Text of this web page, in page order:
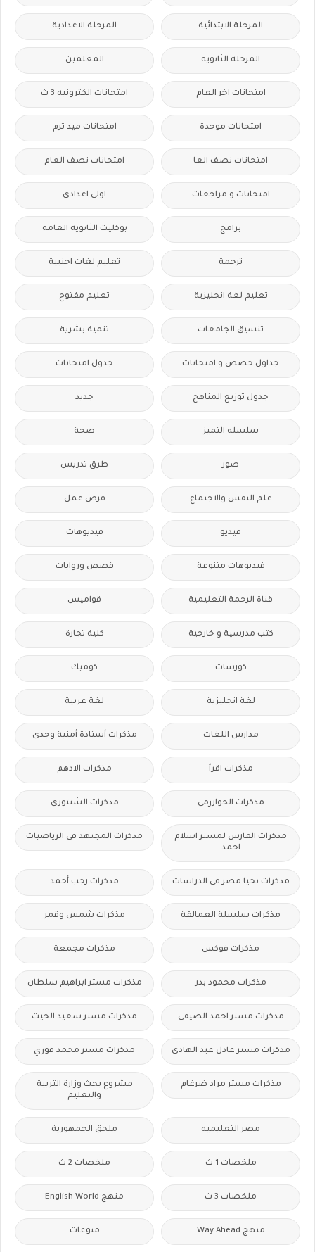
المرحلة الابتدائية المرحلة الاعدادية
المرحلة الثانوية المعلمين
امتحانات اخر العام امتحانات الكترونيه 3 ث
امتحانات موحدة امتحانات ميد ترم
امتحانات نصف العا امتحانات نصف العام
امتحانات و مراجعات اولى اعدادى
برامج بوكليت الثانوية العامة
ترجمة تعليم لغات اجنبية
تعليم لغة انجليزية تعليم مفتوح
تنسيق الجامعات تنمية بشرية
جداول حصص و امتحانات جدول امتحانات
جدول توزيع المناهج جديد
سلسله التميز صحة
صور طرق تدريس
علم النفس والاجتماع فرص عمل
فيديو فيديوهات
فيديوهات متنوعة قصص وروايات
قناة الرحمة التعليمية قواميس
كتب مدرسية و خارجية كلية تجارة
كورسات كوميك
لغة انجليزية لغة عربية
مدارس اللغات مذكرات أستاذة أمنية وجدى
مذكرات اقرأ مذكرات الادهم
مذكرات الخوارزمى مذكرات الشنتورى
مذكرات الفارس لمستر اسلام
احمد
مذكرات المجتهد فى الرياضيات
مذكرات تحيا مصر فى الدراسات مذكرات رجب أحمد
مذكرات سلسلة العمالقة مذكرات شمس وقمر
مذكرات فوكس مذكرات مجمعة
مذكرات محمود بدر مذكرات مستر ابراهيم سلطان
مذكرات مستر احمد الضيفى مذكرات مستر سعيد الحيت
مذكرات مستر عادل عبد الهادى مذكرات مستر محمد فوزي
مذكرات مستر مراد ضرغام
مشروع بحث وزارة التربية
والتعليم
مصر التعليميه ملحق الجمهورية
ملخصات 1 ث ملخصات 2 ث
ملخصات 3 ث منهج English World
منهج Way Ahead منوعات